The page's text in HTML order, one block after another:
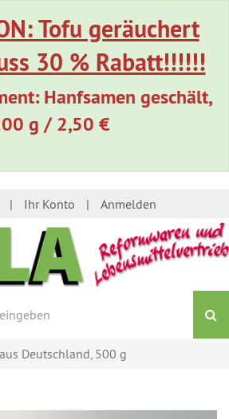
Tofu geräuchert
30 % Rabatt!!!!!!
Hanfsamen geschält,
g / 2,50 €
Ihr Konto Anmelden
Deutschland, 500 g